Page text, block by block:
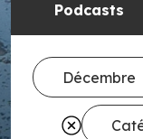
Podcasts
Décembre